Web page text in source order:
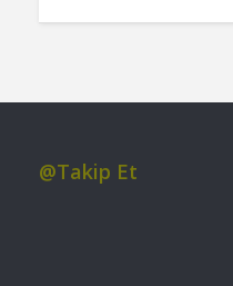
@Takip Et